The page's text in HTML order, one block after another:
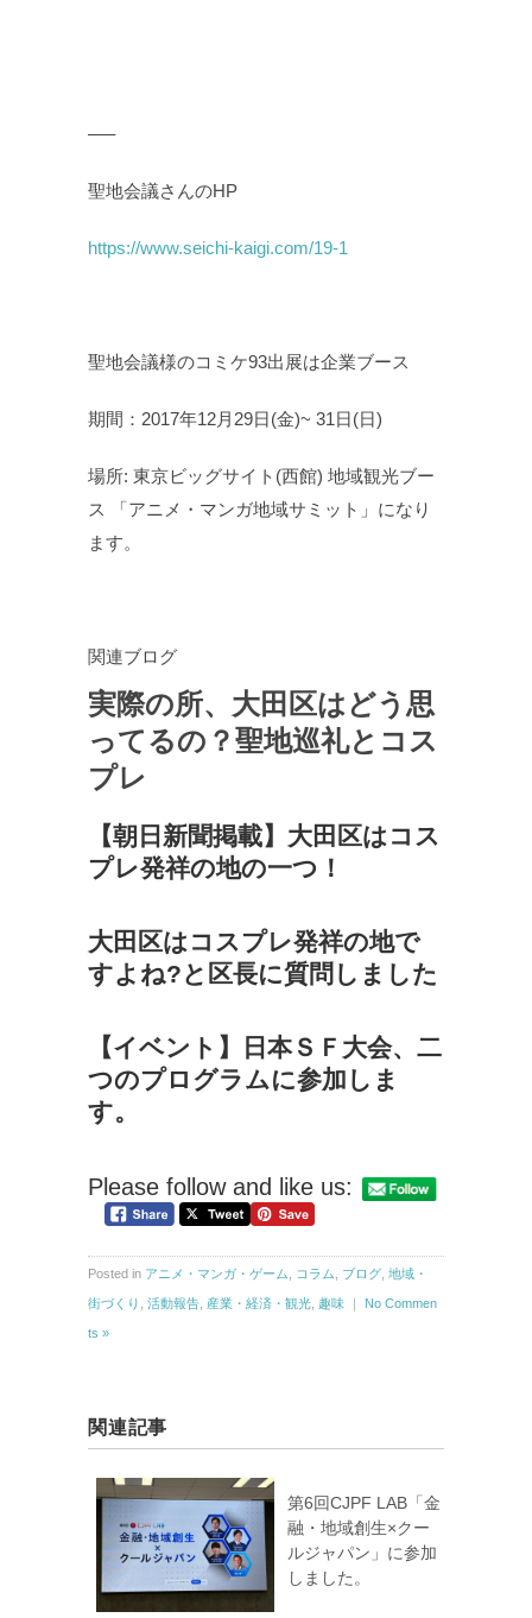
—–
聖地会議さんのHP
https://www.seichi-kaigi.com/19-1
聖地会議様のコミケ93出展は企業ブース
期間：2017年12月29日(金)~ 31日(日)
場所: 東京ビッグサイト(西館) 地域観光ブー
ス 「アニメ・マンガ地域サミット」になり
ます。
関連ブログ
実際の所、大田区はどう思
ってるの？聖地巡礼とコス
プレ
【朝日新聞掲載】大田区はコス
プレ発祥の地の一つ！
大田区はコスプレ発祥の地で
すよね?と区長に質問しました
【イベント】日本ＳＦ大会、二
つのプログラムに参加しま
す。
Please follow and like us:
Posted in アニメ・マンガ・ゲーム コラム ブログ 地域・
街づくり 活動報告 産業・経済・観光 趣味 ｜ No Commen
ts »
関連記事
第6回CJPF LAB「金
融・地域創生×クー
ルジャパン」に参加
しました。